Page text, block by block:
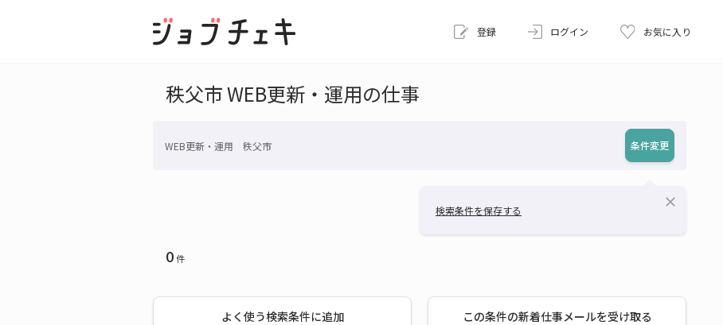
登録 ログイン お気に入り
秩父市 WEB更新・運用の仕事
WEB更新・運用 秩父市 条件変更
検索条件を保存する
close
0件
よく使う検索条件に追加 この条件の新着仕事メールを受け取る